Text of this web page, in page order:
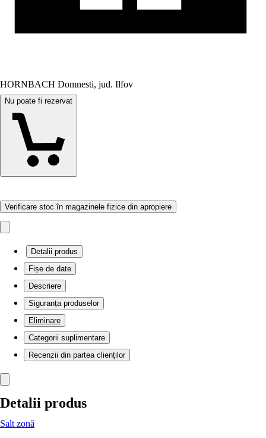
HORNBACH Domnesti, jud. Ilfov
Nu poate fi rezervat
Verificare stoc în magazinele fizice din apropiere
Detalii produs
Fișe de date
Descriere
Siguranța produselor
Eliminare
Categorii suplimentare
Recenzii din partea clienților
Detalii produs
Salt zonă